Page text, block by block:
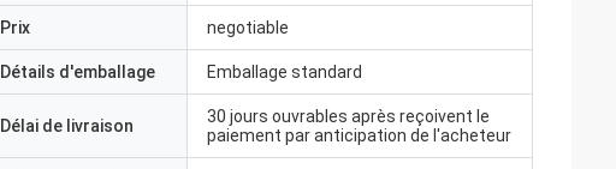
Prix negotiable
Détails d'emballage Emballage standard
Délai de livraison
30 jours ouvrables après reçoivent le
paiement par anticipation de l'acheteur